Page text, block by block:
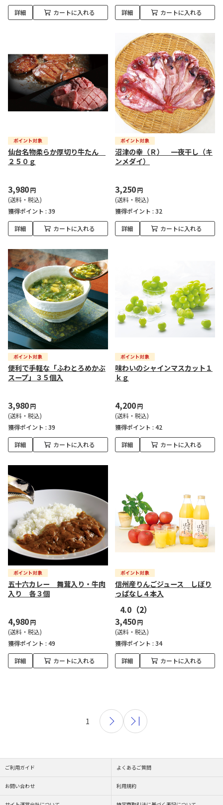
詳細 カートに入れる 詳細 カートに入れる
仙台名物柔らか厚切り牛たん
２５０ｇ
3,980円
(送料・税込)
獲得ポイント : 39
詳細 カートに入れる
沼津の幸（Ｒ） 一夜干し（キ
ンメダイ）
3,250円
(送料・税込)
獲得ポイント : 32
詳細 カートに入れる
便利で手軽な「ふわとろめかぶ
スープ」３５個入
3,980円
(送料・税込)
獲得ポイント : 39
詳細 カートに入れる
味わいのシャインマスカット１
ｋｇ
4,200円
(送料・税込)
獲得ポイント : 42
詳細 カートに入れる
五十六カレー 舞茸入り・牛肉
入り 各３個
4,980円
(送料・税込)
獲得ポイント : 49
詳細 カートに入れる
信州産りんごジュース しぼり
っぱなし４本入
4.0 （2）
3,450円
(送料・税込)
獲得ポイント : 34
詳細 カートに入れる
1
ご利用ガイド よくあるご質問
お問い合わせ 利用規約